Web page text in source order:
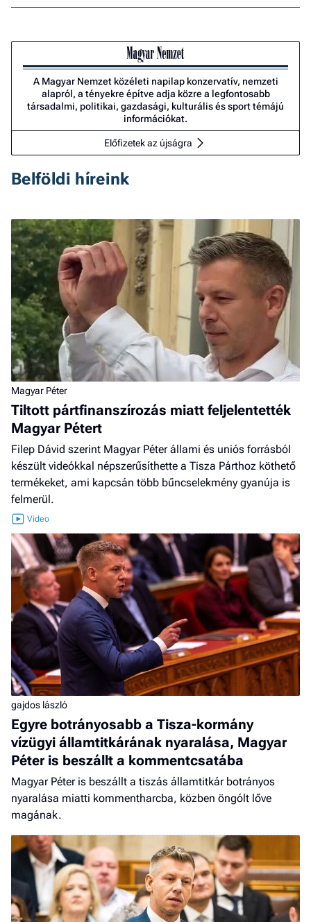
A Magyar Nemzet közéleti napilap konzervatív, nemzeti
alapról, a tényekre építve adja közre a legfontosabb
társadalmi, politikai, gazdasági, kulturális és sport témájú
információkat.
Előfizetek az újságra
Belföldi híreink
Magyar Péter
Tiltott pártfinanszírozás miatt feljelentették
Magyar Pétert
Filep Dávid szerint Magyar Péter állami és uniós forrásból
készült videókkal népszerűsíthette a Tisza Párthoz köthető
termékeket, ami kapcsán több bűncselekmény gyanúja is
felmerül.
gajdos lászló
Egyre botrányosabb a Tisza-kormány
vízügyi államtitkárának nyaralása, Magyar
Péter is beszállt a kommentcsatába
Magyar Péter is beszállt a tiszás államtitkár botrányos
nyaralása miatti kommentharcba, közben öngólt lőve
magának.